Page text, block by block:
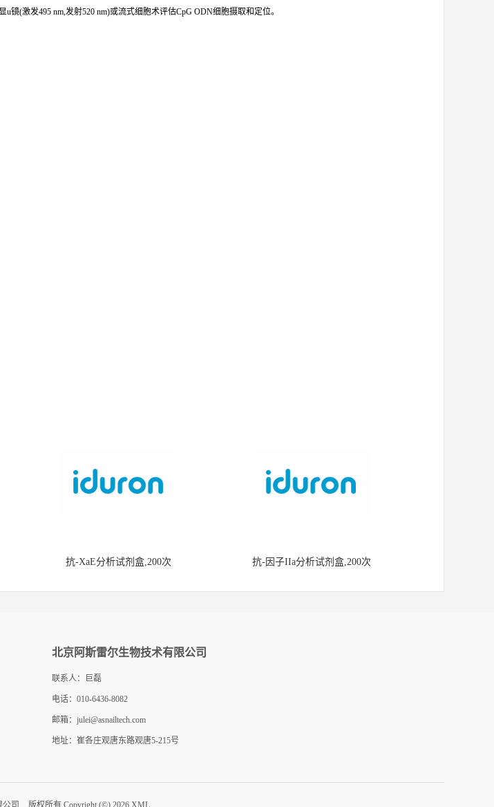
(激发495 nm,发射520 nm)或流式细胞术评估CpG ODN细胞摄取和定位。
抗-XaE分析试剂盒,200次 抗-因子IIa分析试剂盒,200次
北京阿斯雷尔生物技术有限公司
联系人：巨磊
电话：010-6436-8082
邮箱： julei@asnailtech.com
地址：崔各庄观唐东路观唐5-215号
司 版权所有 Copyright (©) 2026 XML